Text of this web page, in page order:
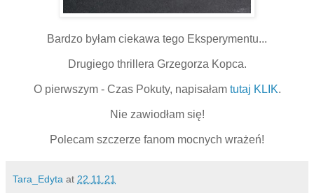
Bardzo byłam ciekawa tego Eksperymentu...
Drugiego thrillera Grzegorza Kopca.
O pierwszym - Czas Pokuty, napisałam tutaj KLIK.
Nie zawiodłam się!
Polecam szczerze fanom mocnych wrażeń!
Tara_Edyta at 22.11.21